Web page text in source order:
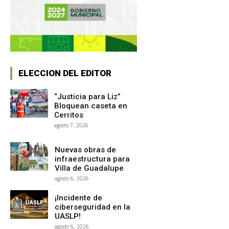
ELECCION DEL EDITOR
“Justicia para Liz”
Bloquean caseta en
Cerritos
agosto 7, 2026
Nuevas obras de
infraestructura para
Villa de Guadalupe
agosto 6, 2026
¡Incidente de
ciberseguridad en la
UASLP!
agosto 6, 2026